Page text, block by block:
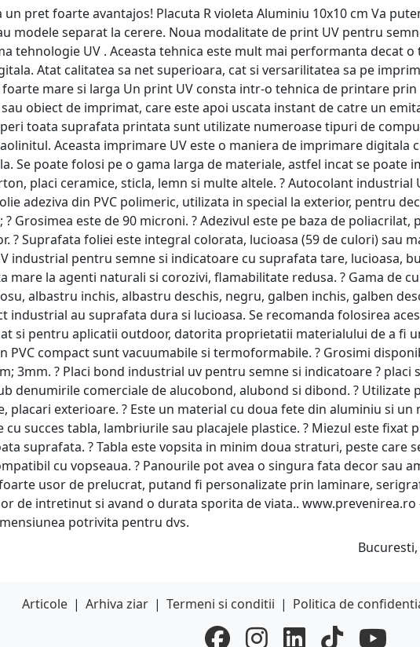
un pret foarte avantajos! Placuta R violeta Aluminiu 10x10 cm Va
modele separat la cerere. Noua modalitate de print UV pentru
tehnologie UV . Aceasta tehnica este mult mai performanta decat o
Atat calitatea sa net superioara, cat si versarilitatea sa pe
mare si larga Un print UV consta intr-o tehnica de printare prin
obiect de imprimat, care este apoi uscata instant de catre un
toata suprafata printata sunt utilizate numeroase tipuri de
Aceasta imprimare UV este o maniera de imprimare digitala
Se poate folosi pe o gama larga de materiale, astfel incat se poate
placi ceramice, sticla, lemn si multe altele. ? Autocolant industrial
adeziva din PVC polimeric, utilizata in special la exterior, pentru
Grosimea este de 90 microni. ? Adezivul este pe baza de poliacrilat,
? Suprafata foliei este integral colorata, lucioasa (59 de culori) sau
industrial pentru semne si indicatoare cu suprafata tare, lucioasa,
mare la agenti naturali si corozivi, flamabilitate redusa. ? Gama de
albastru inchis, albastru deschis, negru, galben inchis, galben
industrial au suprafata dura si lucioasa. Se recomanda folosirea
si pentru aplicatii outdoor, datorita proprietatii materialului de a fi
PVC compact sunt vacuumabile si termoformabile. ? Grosimi
3mm. ? Placi bond industrial uv pentru semne si indicatoare ? placi
denumirile comerciale de alucobond, alubond si dibond. ? Utilizate
placari exterioare. ? Este un material cu doua fete din aluminiu si un
cu succes tabla, lambriurile sau placajele plastice. ? Miezul este fixat
suprafata. ? Tabla este vopsita in minim doua straturi, peste care
cu vopseaua. ? Panourile pot avea o singura fata decor sau
usor de prelucrat, putand fi personalizate prin laminare,
de intretinut si avand o durata sporita de viata.. www.prevenirea.ro
potrivita pentru dvs.
Articole | Arhiva ziar | Termeni si conditii | Politica de